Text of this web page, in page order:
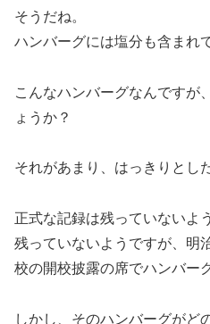
そうだね。
ハンバーグには塩分も含まれ
こんなハンバーグなんですが
ょうか？
それがあまり、はっきりとし
正式な記録は残っていないよ
残っていないようですが、明
校の開校披露の席でハンバー
しかし、そのハンバーグがど